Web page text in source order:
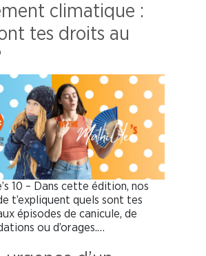
climatique :
tes droits au
10 – Dans cette édition, nos
t’expliquent quels sont tes
épisodes de canicule, de
ou d’orages.…